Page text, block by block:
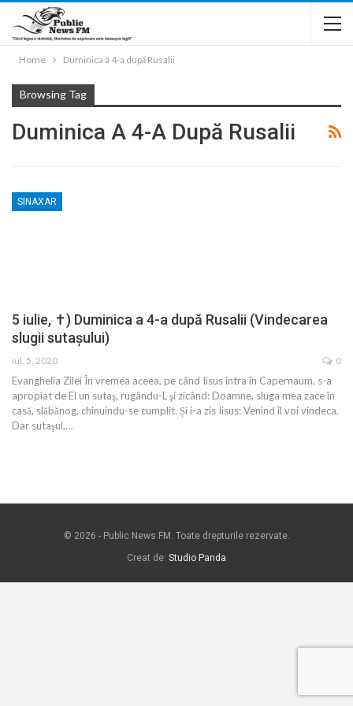
Home Duminica a 4-a după Rusalii
Browsing Tag
Duminica A 4-A După Rusalii
SINAXAR
5 iulie, ✝) Duminica a 4-a după Rusalii (Vindecarea
slugii sutașului)
iul. 5, 2020 0
Evanghelia Zilei În vremea aceea, pe când Iisus intra în Capernaum, s-a
apropiat de El un sutaş, rugându-L şi zicând: Doamne, sluga mea zace în
casă, slăbănog, chinuindu-se cumplit. Și i-a zis Iisus: Venind îl voi vindeca.
Dar sutaşul,…
© 2026 - Public News FM. Toate drepturile rezervate.
Creat de: Studio Panda